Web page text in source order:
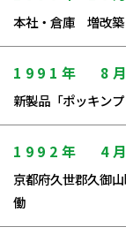
本社・倉庫 増改築
1991年 8月
新製品「ポッキン
1992年 4月
京都府久世郡久御
働